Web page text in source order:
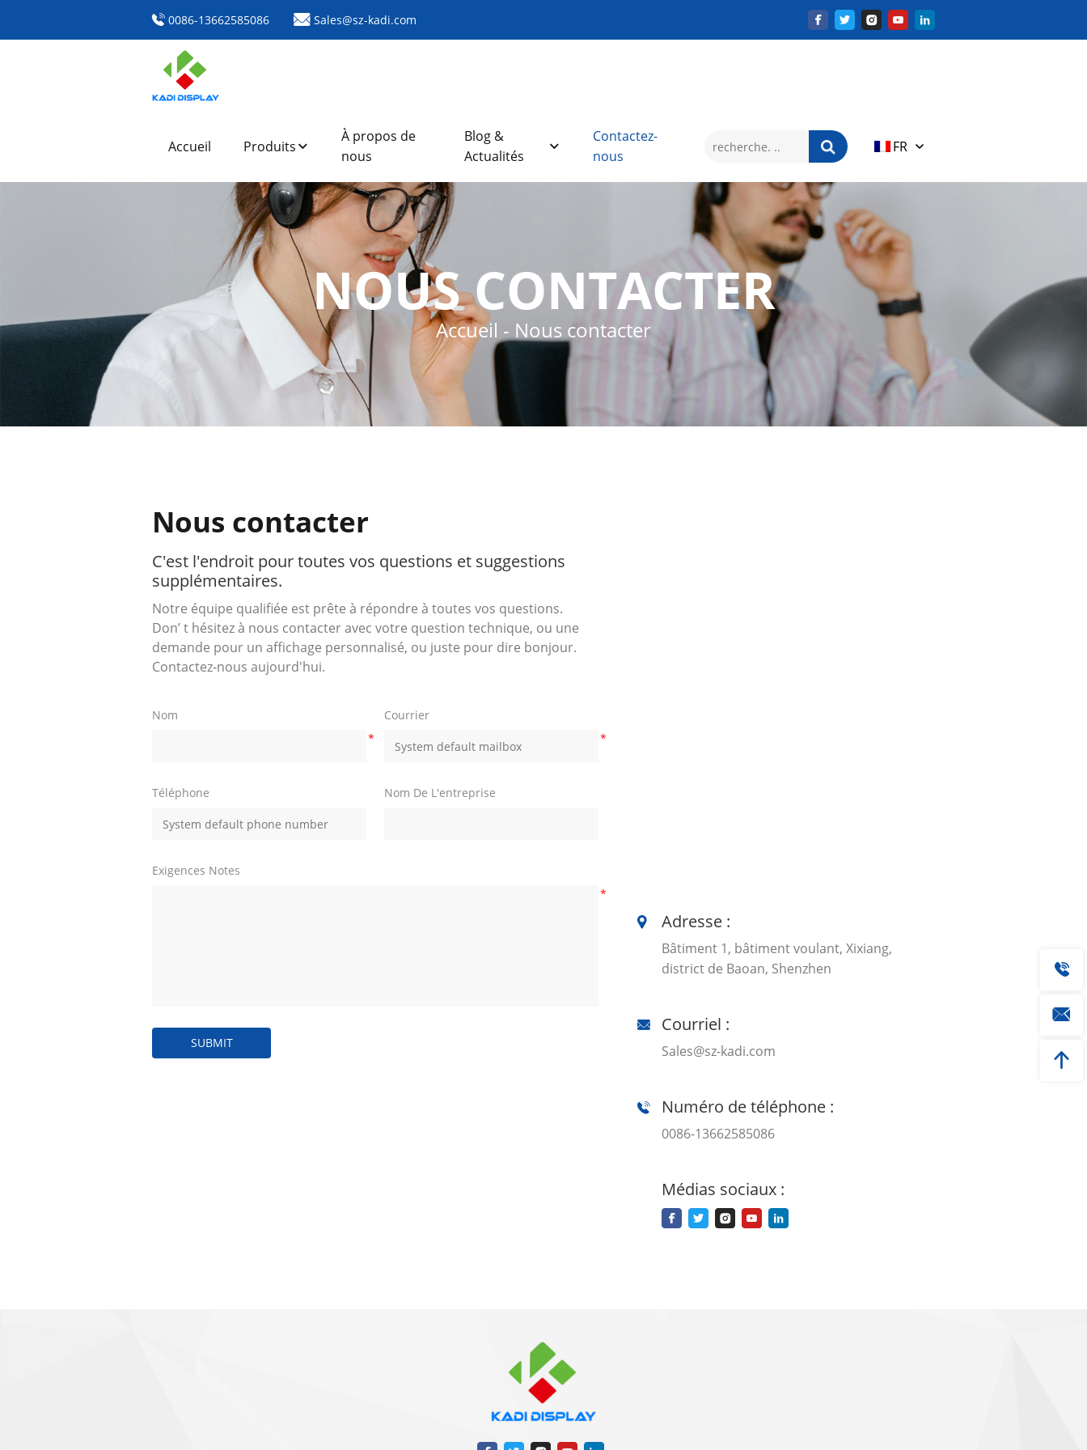
0086-13662585086 Sales@sz-kadi.com
Accueil Produits
À propos de
nous
Blog &
Actualités
Contactez-
nous
FR
NOUS CONTACTER
Accueil - Nous contacter
Nous contacter
C'est l'endroit pour toutes vos questions et suggestions
supplémentaires.
Notre équipe qualifiée est prête à répondre à toutes vos questions.
Don’ t hésitez à nous contacter avec votre question technique, ou une
demande pour un affichage personnalisé, ou juste pour dire bonjour.
Contactez-nous aujourd'hui.
Nom
*
Courrier
*
Téléphone Nom De L'entreprise
Exigences Notes
*
SUBMIT
Adresse :
Bâtiment 1, bâtiment voulant, Xixiang,
district de Baoan, Shenzhen
Courriel :
Sales@sz-kadi.com
Numéro de téléphone :
0086-13662585086
Médias sociaux :